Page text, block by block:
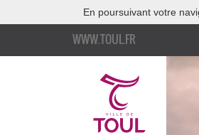
En poursuivant votre
WWW.TOUL.FR